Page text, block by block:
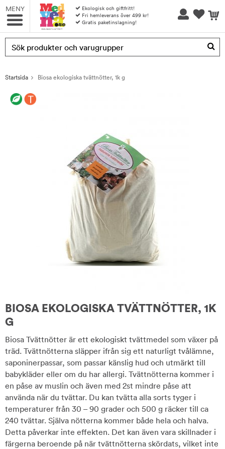
MENY
Ekologisk och giftfritt!
Fri hemleverans över 499 kr!
Gratis paketinslagning!
Produkten har blivit tillagd i varukorgen
Startsida Biosa ekologiska tvättnötter, 1k g
BIOSA EKOLOGISKA TVÄTTNÖTTER, 1K
G
Biosa Tvättnötter är ett ekologiskt tvättmedel som växer på
träd. Tvättnötterna släpper ifrån sig ett naturligt tvålämne,
saponinerpassar, som passar känslig hud och utmärkt till
babykläder eller om du har allergi. Tvättnötterna kommer i
en påse av muslin och även med 2st mindre påse att
använda när du tvättar. Du kan tvätta alla sorts tyger i
temperaturer från 30 – 90 grader och 500 g räcker till ca
240 tvättar. Själva nötterna kommer både hela och halva.
Detta påverkar inte effekten. Det kan även vara skillnader i
färgerna beroende på när tvättnötterna skördats, vilket inte